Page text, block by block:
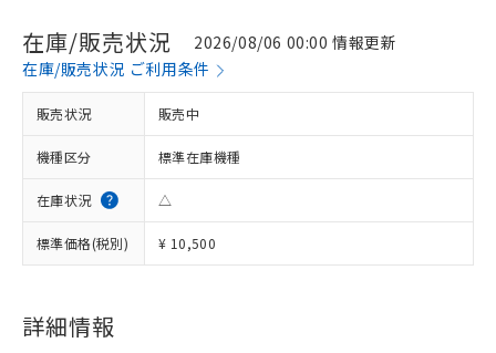
在庫/販売状況
2026/08/06 00:00 情報更新
在庫/販売状況 ご利用条件
販売状況 販売中
機種区分 標準在庫機種
在庫状況 △
標準価格(税別) ¥ 10,500
詳細情報